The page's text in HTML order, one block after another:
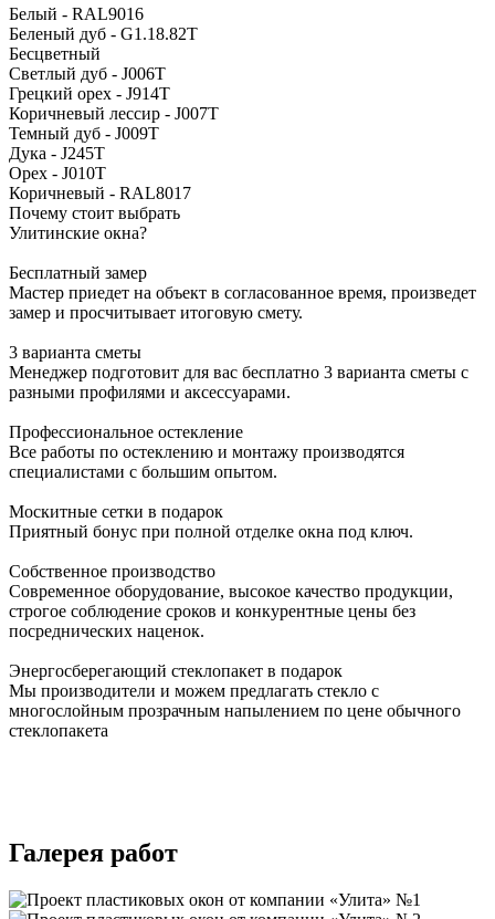
Белый - RAL9016
Беленый дуб - G1.18.82T
Бесцветный
Светлый дуб - J006T
Грецкий орех - J914T
Коричневый лессир - J007T
Темный дуб - J009T
Дука - J245T
Орех - J010T
Коричневый - RAL8017
Почему стоит выбрать
Улитинские окна?
Бесплатный замер
Мастер приедет на объект в согласованное время, произведет
замер и просчитывает итоговую смету.
3 варианта сметы
Менеджер подготовит для вас бесплатно 3 варианта сметы с
разными профилями и аксессуарами.
Профессиональное остекление
Все работы по остеклению и монтажу производятся
специалистами с большим опытом.
Москитные сетки в подарок
Приятный бонус при полной отделке окна под ключ.
Собственное производство
Современное оборудование, высокое качество продукции,
строгое соблюдение сроков и конкурентные цены без
посреднических наценок.
Энергосберегающий стеклопакет в подарок
Мы производители и можем предлагать стекло с
многослойным прозрачным напылением по цене обычного
стеклопакета
Галерея работ